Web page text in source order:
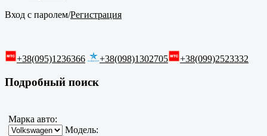
Вход с паролем/Регистрация
+38(095)1236366 +38(098)1302705 +38(099)2523332
Подробный поиск
Марка авто:
Модель: